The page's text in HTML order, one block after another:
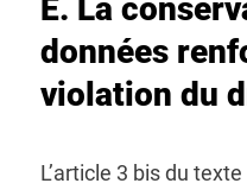
E. La
données
violation du
L’article 3 bis du